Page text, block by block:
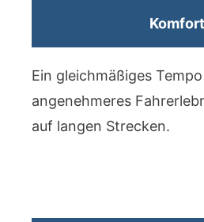
Komfort
Ein gleichmäßiges
angenehmeres
auf langen Strecken.